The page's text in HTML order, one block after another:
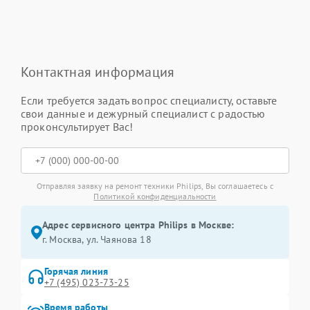
Контактная информация
Если требуется задать вопрос специалисту, оставьте
свои данные и дежурный специалист с радостью
проконсультирует Вас!
Отправляя заявку на ремонт техники Philips, Вы соглашаетесь с
Политикой конфиденциальности
Адрес сервисного центра Philips в Москве:
г. Москва, ул. Чаянова 18
Горячая линия
+7 (495) 023-73-25
Время работы